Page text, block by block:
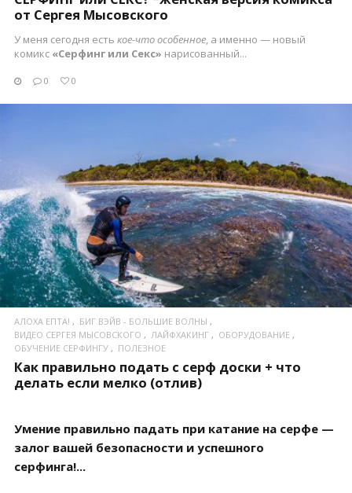
от Сергея Мысовского
У меня сегодня есть кое-что особенное, а именно — новый
комикс «Серфинг или Секс» нарисованный...
0 0
ПОСМОТРЕТЬ
АЛОХА ЕПТА!
БИГ ВЭЙВ - БОЛЬШИЕ ВОЛНЫ
ВИДЕО СЕРГЕЯ МЫСОВСКОГО
ЛАЙФХАКИНГ
ОБОРУДОВАНИЕ
ОБУЧЕНИЕ СЕРФИНГУ
ПОЛЕЗНОЕ
Как правильно подать с серф доски + что
делать если мелко (отлив)
Умение правильно падать при катание на серфе —
залог вашей безопасности и успешного
серфинга!...